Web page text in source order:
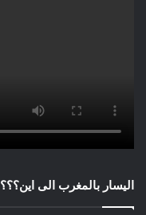
اليسار بالمغرب الى اين؟؟؟